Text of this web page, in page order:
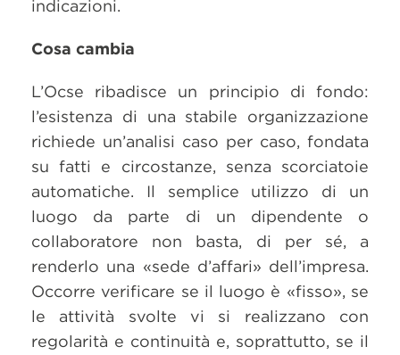
indicazioni.
Cosa cambia
L’Ocse ribadisce un principio di fondo:
l’esistenza di una stabile organizzazione
richiede un’analisi caso per caso, fondata
su fatti e circostanze, senza scorciatoie
automatiche. Il semplice utilizzo di un
luogo da parte di un dipendente o
collaboratore non basta, di per sé, a
renderlo una «sede d’affari» dell’impresa.
Occorre verificare se il luogo è «fisso», se
le attività svolte vi si realizzano con
regolarità e continuità e, soprattutto, se il